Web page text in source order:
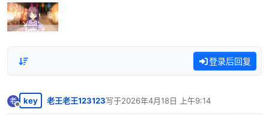
登录后回复
老
离线
key 老王老王123123写于2026年4月18日 上午9:14
最后由 编辑